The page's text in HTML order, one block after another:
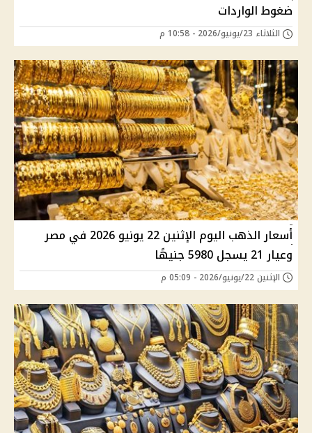
ضغوط الواردات
الثلاثاء 23/يونيو/2026 - 10:58 م
أسعار الذهب اليوم الإثنين 22 يونيو 2026 في مصر
وعيار 21 يسجل 5980 جنيهًا
الإثنين 22/يونيو/2026 - 05:09 م